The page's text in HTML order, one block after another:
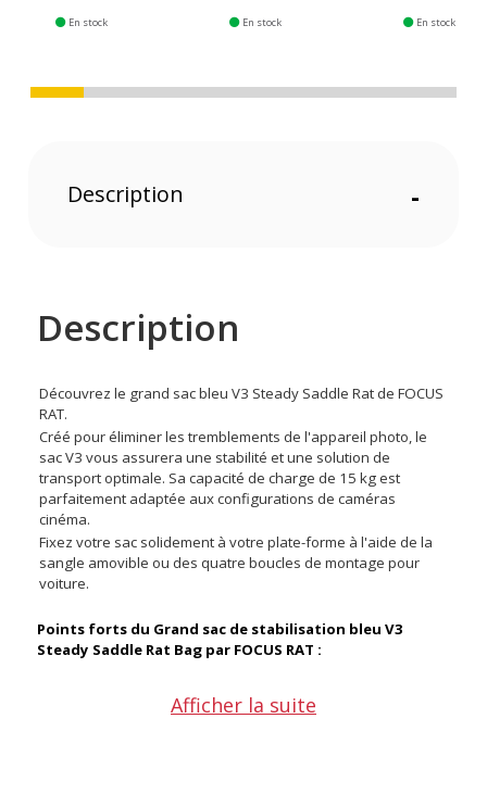
En stock En stock En stock
Description -
Description
Découvrez le grand sac bleu V3 Steady Saddle Rat de FOCUS
RAT.
Créé pour éliminer les tremblements de l'appareil photo, le
sac V3 vous assurera une stabilité et une solution de
transport optimale. Sa capacité de charge de 15 kg est
parfaitement adaptée aux configurations de caméras
cinéma.
Fixez votre sac solidement à votre plate-forme à l'aide de la
sangle amovible ou des quatre boucles de montage pour
voiture.
Points forts du Grand sac de stabilisation bleu V3
Steady Saddle Rat Bag par FOCUS RAT :
Une capacité de charge de 15 kg
Afficher la suite